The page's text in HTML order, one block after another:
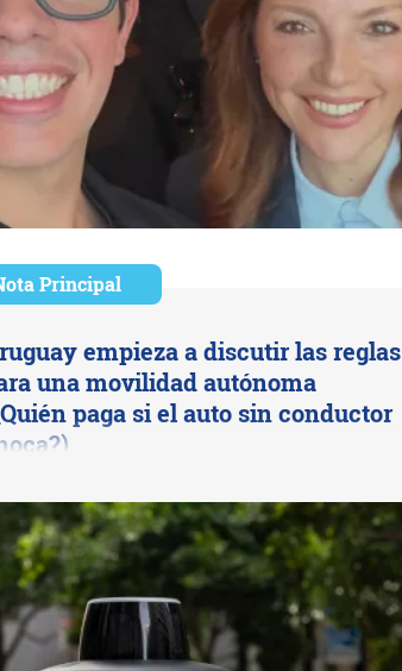
Principal
empieza a discutir las reglas
una movilidad autónoma
paga si el auto sin conductor